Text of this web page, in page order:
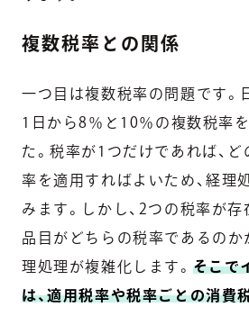
複数税率との関係
一つ目は複数税率の問題です。
1日から8％と10％の複数税率
た。税率が1つだけであれば、
率を適用すればよいため、経理
みます。しかし、2つの税率が存
品目がどちらの税率であるのか
理処理が複雑化します。 そこで
は、適用税率や税率ごとの消費